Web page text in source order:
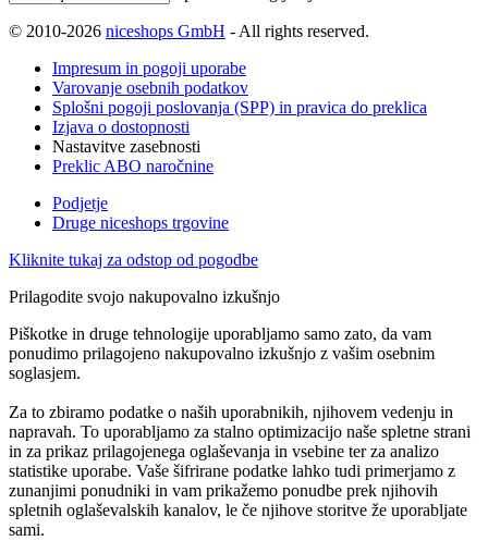
© 2010-2026 niceshops GmbH - All rights reserved.
Impresum in pogoji uporabe
Varovanje osebnih podatkov
Splošni pogoji poslovanja (SPP) in pravica do preklica
Izjava o dostopnosti
Nastavitve zasebnosti
Preklic ABO naročnine
Podjetje
Druge niceshops trgovine
Kliknite tukaj za odstop od pogodbe
Prilagodite svojo nakupovalno izkušnjo
Piškotke in druge tehnologije uporabljamo samo zato, da vam
ponudimo prilagojeno nakupovalno izkušnjo z vašim osebnim
soglasjem.
Za to zbiramo podatke o naših uporabnikih, njihovem vedenju in
napravah. To uporabljamo za stalno optimizacijo naše spletne strani
in za prikaz prilagojenega oglaševanja in vsebine ter za analizo
statistike uporabe. Vaše šifrirane podatke lahko tudi primerjamo z
zunanjimi ponudniki in vam prikažemo ponudbe prek njihovih
spletnih oglaševalskih kanalov, le če njihove storitve že uporabljate
sami.